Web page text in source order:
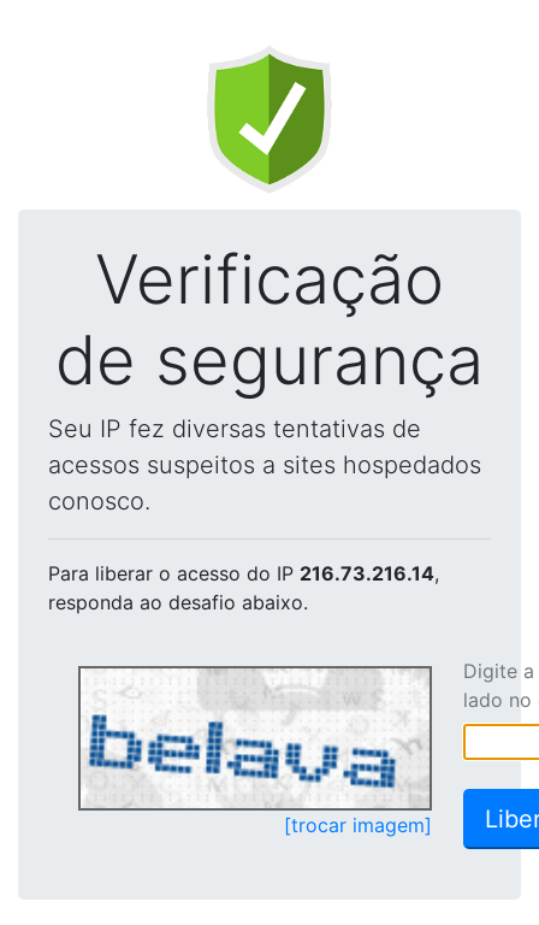
Verificação
de segurança
Seu IP fez diversas tentativas de
acessos suspeitos a sites hospedados
conosco.
Para liberar o acesso do IP 216.73.216.14,
responda ao desafio abaixo.
[trocar imagem]
Digite
lado no